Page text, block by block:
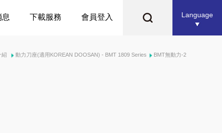
Language
下載服務 會員登入
紹 動力刀座(適用KOREAN DOOSAN) - BMT 1809 Series BMT無動力-2